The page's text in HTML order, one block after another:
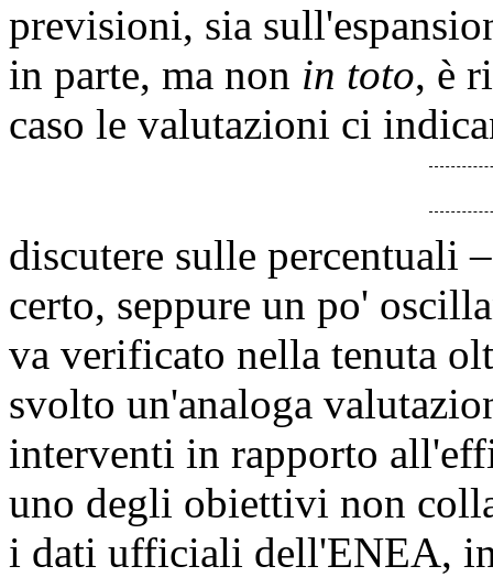
previsioni, sia
in parte, ma non in toto, è
caso le valutazioni ci
discutere sulle percentuali
certo, seppure un po'
va verificato nella tenuta
svolto un'analoga
interventi in rapporto
uno degli obiettivi non
i dati ufficiali dell'ENEA,